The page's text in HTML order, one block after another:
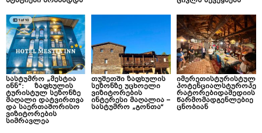
სასტუმრო „მესტია
ინნ“: ზაფხულის
ტურისტულ სეზონზე
მაღალი დატვირთვა
და საერთაშორისო
ვიზიტორების
სიმრავლეა
თუშეთში ზაფხულის
სეზონზე უცხოელი
ვიზიტორების
ინტერესი მაღალია –
სასტუმრო „გონთა“
იმერეთისტურისტულ
პოტენციალსტუროპე
რატორებიდამედიის
წარმომადგენლებიე
ცნობიან